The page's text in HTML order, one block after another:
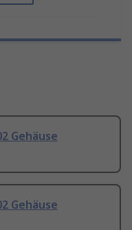
Gehäuse
Gehäuse